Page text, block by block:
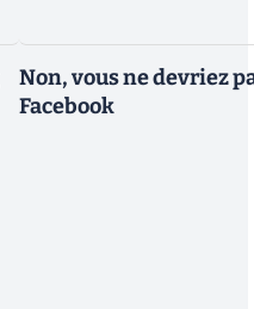
Non, vous ne devriez
Facebook